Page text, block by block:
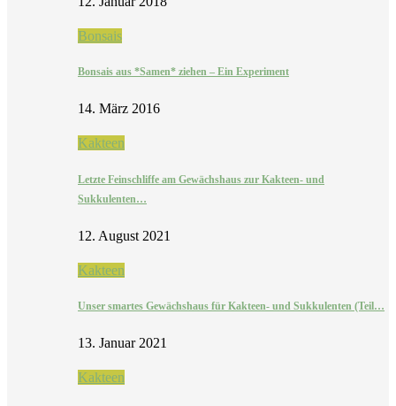
Bonsais
Bonsais aus *Samen* ziehen – Ein Experiment
14. März 2016
Kakteen
Letzte Feinschliffe am Gewächshaus zur Kakteen- und
Sukkulenten…
12. August 2021
Kakteen
Unser smartes Gewächshaus für Kakteen- und Sukkulenten (Teil…
13. Januar 2021
Kakteen